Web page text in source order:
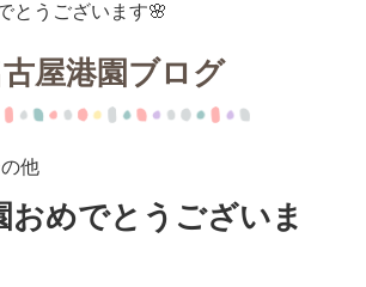
とうございます🌸
屋港園ブログ
他
おめでとうございま